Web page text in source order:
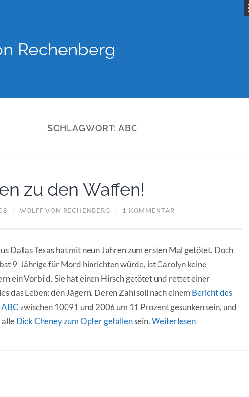
Rechenberg
SCHLAGWORT:ABC
zu den Waffen!
/ WOLFF VON RECHENBERG / 1 KOMMENTAR
Dallas Texas hat mit neun Jahren zum ersten Mal getötet. Doch
9-Jährige für Mord hinrichten würde, ist Carolyn keine
ein Vorbild. Sie hat einen Hirsch getötet und rettet einer
das Leben: den Jägern. Deren Zahl soll nach einem Bericht des
ABCzwischen 10091 und 2006 um 11 Prozent gesunken sein, und
alleDick Cheney zum Opfer gefallensein.Weiterlesen